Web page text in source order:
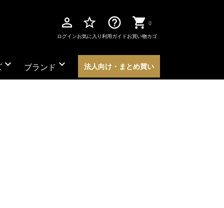
perm_identity
ログイン
star_border
お気に入り
help_outline
利用ガイド
0
お買い物カゴ
expand_more ブランド expand_more 法人向け・まとめ買い